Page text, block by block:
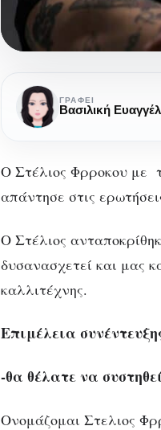
Στέλιος
Φρροκου-
ένας
καλλιτέχνης
ΓΡΆΦΕΙ
Ο Στέλιος Φρροκου με
απάντησε στις
Ο Στέλιος
δυσανασχετεί και μας
καλλιτέχνης.
Επιμέλεια
-θα θέλατε να
Ονομάζομαι Στελιος